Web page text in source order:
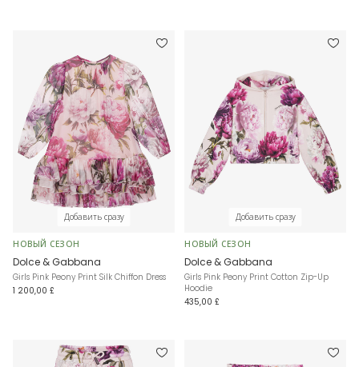
Добавить сразу
НОВЫЙ СЕЗОН
Dolce & Gabbana
Girls Pink Peony Print Silk Chiffon Dress
1 200,00 £
Добавить сразу
НОВЫЙ СЕЗОН
Dolce & Gabbana
Girls Pink Peony Print Cotton Zip-Up
Hoodie
435,00 £